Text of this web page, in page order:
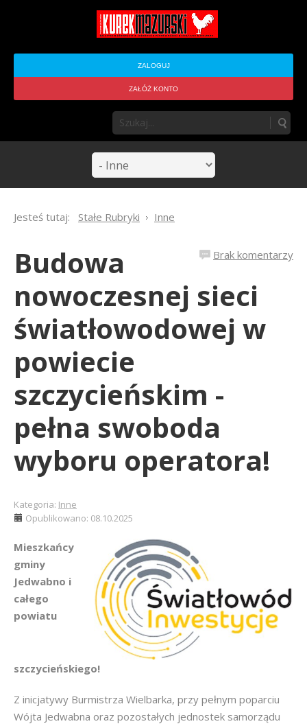
ZALOGUJ
ZAŁÓŻ KONTO
Jesteś tutaj: Stałe Rubryki Inne
Brak komentarzy
Budowa
nowoczesnej sieci
światłowodowej w
powiecie
szczycieńskim -
pełna swoboda
wyboru operatora!
Kategoria: Inne
Opublikowano: 08.10.2025
Mieszkańcy
gminy
Jedwabno i
całego
powiatu
szczycieńskiego!
Z inicjatywy Burmistrza Wielbarka, przy pełnym poparciu
Wójta Jedwabna oraz pozostałych jednostek samorządu